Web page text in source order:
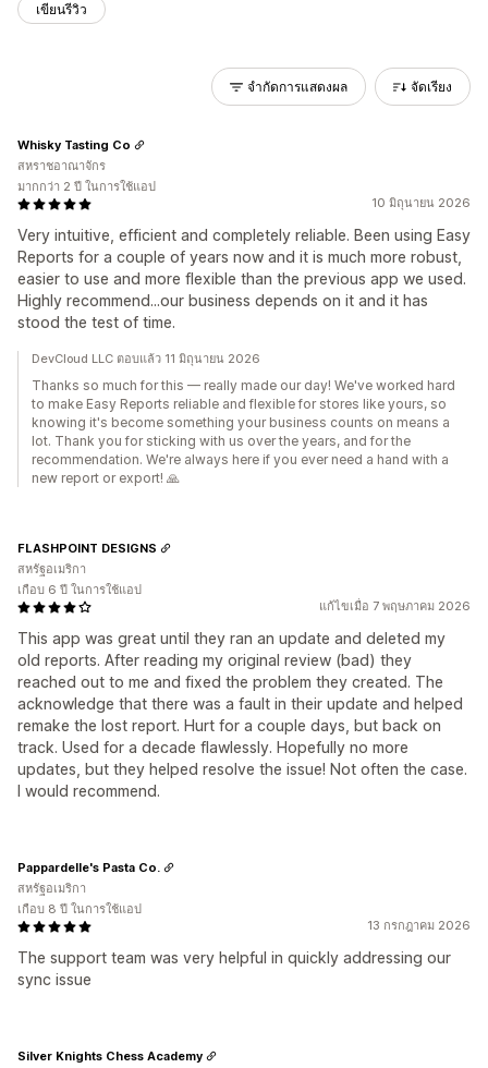
เขียนรีวิว
จำกัดการแสดงผล จัดเรียง
10 มิถุนายน 2026
Very intuitive, efficient and completely reliable. Been using Easy
Reports for a couple of years now and it is much more robust,
easier to use and more flexible than the previous app we used.
Highly recommend...our business depends on it and it has
stood the test of time.
Whisky Tasting Co
สหราชอาณาจักร
มากกว่า 2 ปี ในการใช้แอป
DevCloud LLC ตอบแล้ว 11 มิถุนายน 2026
Thanks so much for this — really made our day! We've worked hard
to make Easy Reports reliable and flexible for stores like yours, so
knowing it's become something your business counts on means a
lot. Thank you for sticking with us over the years, and for the
recommendation. We're always here if you ever need a hand with a
new report or export! 🙏
แก้ไขเมื่อ 7 พฤษภาคม 2026
This app was great until they ran an update and deleted my
old reports. After reading my original review (bad) they
reached out to me and fixed the problem they created. The
acknowledge that there was a fault in their update and helped
remake the lost report. Hurt for a couple days, but back on
track. Used for a decade flawlessly. Hopefully no more
updates, but they helped resolve the issue! Not often the case.
I would recommend.
FLASHPOINT DESIGNS
สหรัฐอเมริกา
เกือบ 6 ปี ในการใช้แอป
13 กรกฎาคม 2026
The support team was very helpful in quickly addressing our
sync issue
Pappardelle's Pasta Co.
สหรัฐอเมริกา
เกือบ 8 ปี ในการใช้แอป
Silver Knights Chess Academy